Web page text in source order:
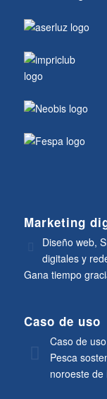
Marketing
Diseño web,
digitales y
Gana tiempo
Caso de uso
Caso de
Pesca
noroeste de